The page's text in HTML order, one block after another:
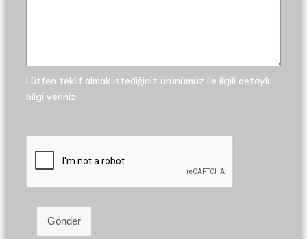
Lütfen teklif almak istediğiniz ürünümüz ile ilgili detaylı
bilgi veriniz.
Gönder